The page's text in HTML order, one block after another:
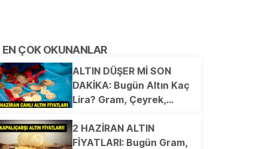
EN ÇOK OKUNANLAR
ALTIN DÜŞER Mİ SON
DAKİKA: Bugün Altın Kaç
Lira? Gram, Çeyrek,
Fiyatları Ne? Düşüş
Devam Edecek Mi? 8
2 HAZİRAN ALTIN
FİYATLARI: Bugün Gram,